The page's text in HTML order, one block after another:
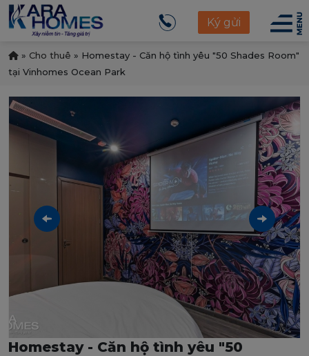
Ký gửi
» Cho thuê » Homestay - Căn hộ tình yêu "50 Shades Room"
tại Vinhomes Ocean Park
Homestay - Căn hộ tình yêu "50